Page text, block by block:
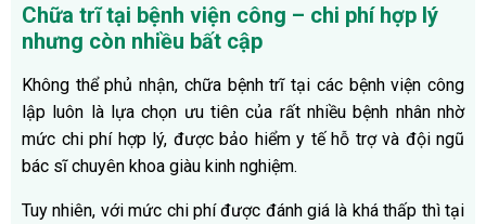
Chữa trĩ tại bệnh viện công – chi phí hợp lý
nhưng còn nhiều bất cập
Không thể phủ nhận, chữa bệnh trĩ tại các bệnh viện công
lập luôn là lựa chọn ưu tiên của rất nhiều bệnh nhân nhờ
mức chi phí hợp lý, được bảo hiểm y tế hỗ trợ và đội ngũ
bác sĩ chuyên khoa giàu kinh nghiệm.
Tuy nhiên, với mức chi phí được đánh giá là khá thấp thì tại